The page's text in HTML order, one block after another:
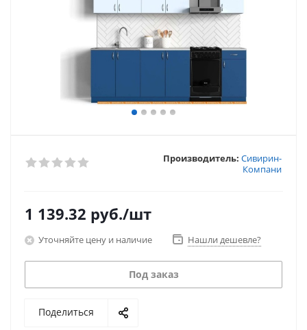
Производитель: Сивирин-
Компани
1 139.32 руб./шт
Уточняйте цену и наличие Нашли дешевле?
Под заказ
Поделиться